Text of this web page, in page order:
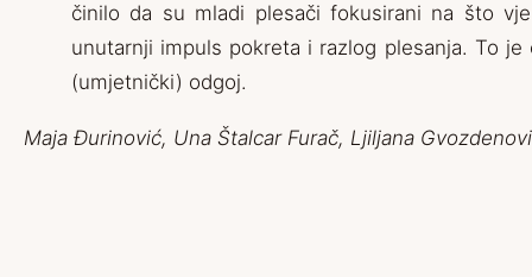
činilo da su mladi plesači fokusirani na što
unutarnji impuls pokreta i razlog plesanja. To
(umjetnički) odgoj.
Maja Đurinović, Una Štalcar Furač, Ljiljana